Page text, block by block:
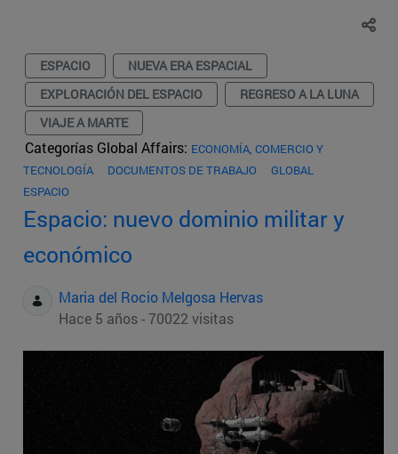
ESPACIO
NUEVA ERA ESPACIAL
EXPLORACIÓN DEL ESPACIO
REGRESO A LA LUNA
VIAJE A MARTE
Categorías Global Affairs: ECONOMÍA, COMERCIO Y
TECNOLOGÍA
DOCUMENTOS DE TRABAJO
GLOBAL
ESPACIO
Espacio: nuevo dominio militar y
económico
Maria del Rocio Melgosa Hervas
Hace 5 años - 70022 visitas